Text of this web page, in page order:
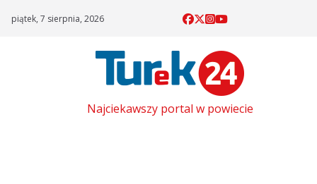
piątek, 7 sierpnia, 2026
Najciekawszy portal w powiecie